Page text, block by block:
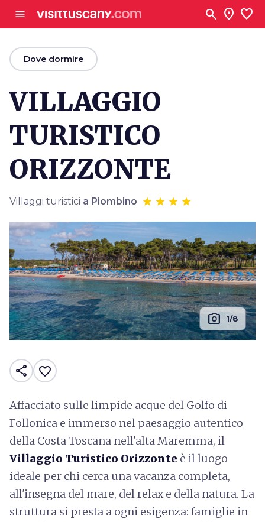
menu search location_on favorite
arrow_backDove dormire
VILLAGGIO
TURISTICO
ORIZZONTE
Villaggi turistici a Piombino
photo_camera 1/8
share favorite_border
Affacciato sulle limpide acque del Golfo di
Follonica e immerso nel paesaggio autentico
della Costa Toscana nell'alta Maremma, il
Villaggio Turistico Orizzonte è il luogo
ideale per chi cerca una vacanza completa,
all'insegna del mare, del relax e della natura. La
struttura si presta a ogni esigenza: famiglie in